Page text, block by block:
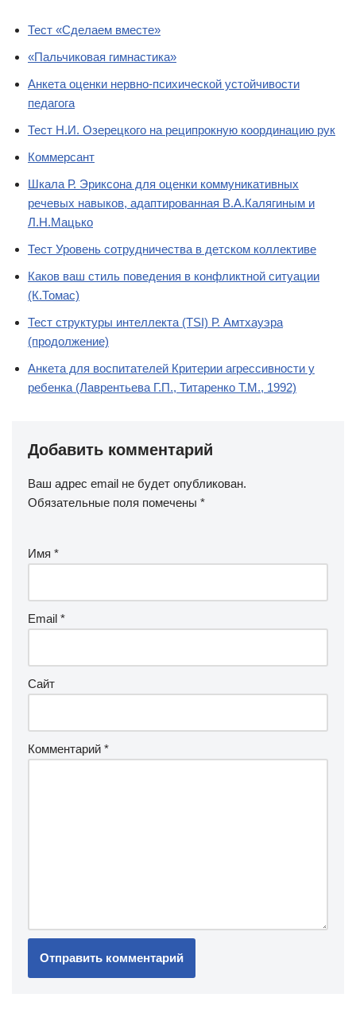
Тест «Сделаем вместе»
«Пальчиковая гимнастика»
Анкета оценки нервно-психической устойчивости
педагога
Тест Н.И. Озерецкого на реципрокную координацию рук
Коммерсант
Шкала Р. Эриксона для оценки коммуникативных
речевых навыков, адаптированная В.А.Калягиным и
Л.Н.Мацько
Тест Уровень сотрудничества в детском коллективе
Каков ваш стиль поведения в конфликтной ситуации
(К.Томас)
Тест структуры интеллекта (TSI) Р. Амтхауэра
(продолжение)
Анкета для воспитателей Критерии агрессивности у
ребенка (Лаврентьева Г.П., Титаренко Т.М., 1992)
Добавить комментарий
Ваш адрес email не будет опубликован.
Обязательные поля помечены *
Имя *
Email *
Сайт
Комментарий *